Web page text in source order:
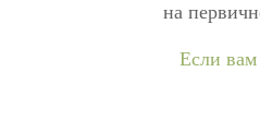
на
Если